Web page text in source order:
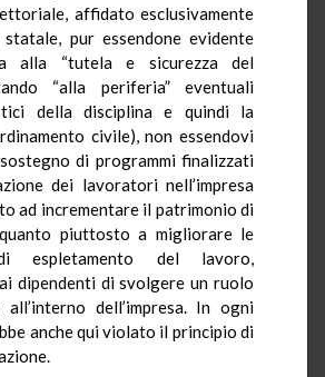
affidato esclusivamente
pur essendone evidente
alla “tutela e sicurezza del
“alla periferia” eventuali
della disciplina e quindi la
civile), non essendovi
di programmi finalizzati
dei lavoratori nell’impresa
ad incrementare il patrimonio di
quanto piuttosto a migliorare le
espletamento del lavoro,
dipendenti di svolgere un ruolo
dell’impresa. In ogni
anche qui violato il principio di